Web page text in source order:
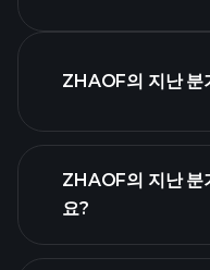
ZHAOF의 지난 분
ZHAOF의 지난 분
요?